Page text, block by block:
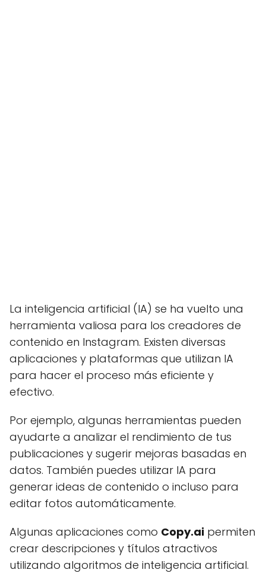
La inteligencia artificial (IA) se ha vuelto una
herramienta valiosa para los creadores de
contenido en Instagram. Existen diversas
aplicaciones y plataformas que utilizan IA
para hacer el proceso más eficiente y
efectivo.
Por ejemplo, algunas herramientas pueden
ayudarte a analizar el rendimiento de tus
publicaciones y sugerir mejoras basadas en
datos. También puedes utilizar IA para
generar ideas de contenido o incluso para
editar fotos automáticamente.
Algunas aplicaciones como Copy.ai permiten
crear descripciones y títulos atractivos
utilizando algoritmos de inteligencia artificial.